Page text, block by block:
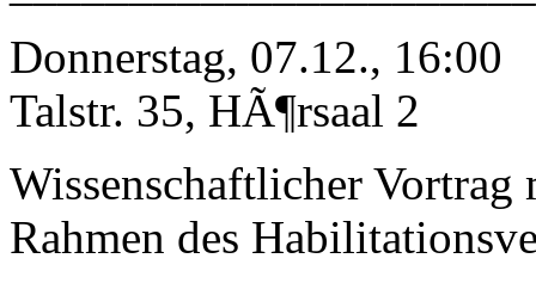
Donnerstag, 07.12., 16:00
Talstr. 35, HÃ¶rsaal 2
Wissenschaftlicher
Rahmen des